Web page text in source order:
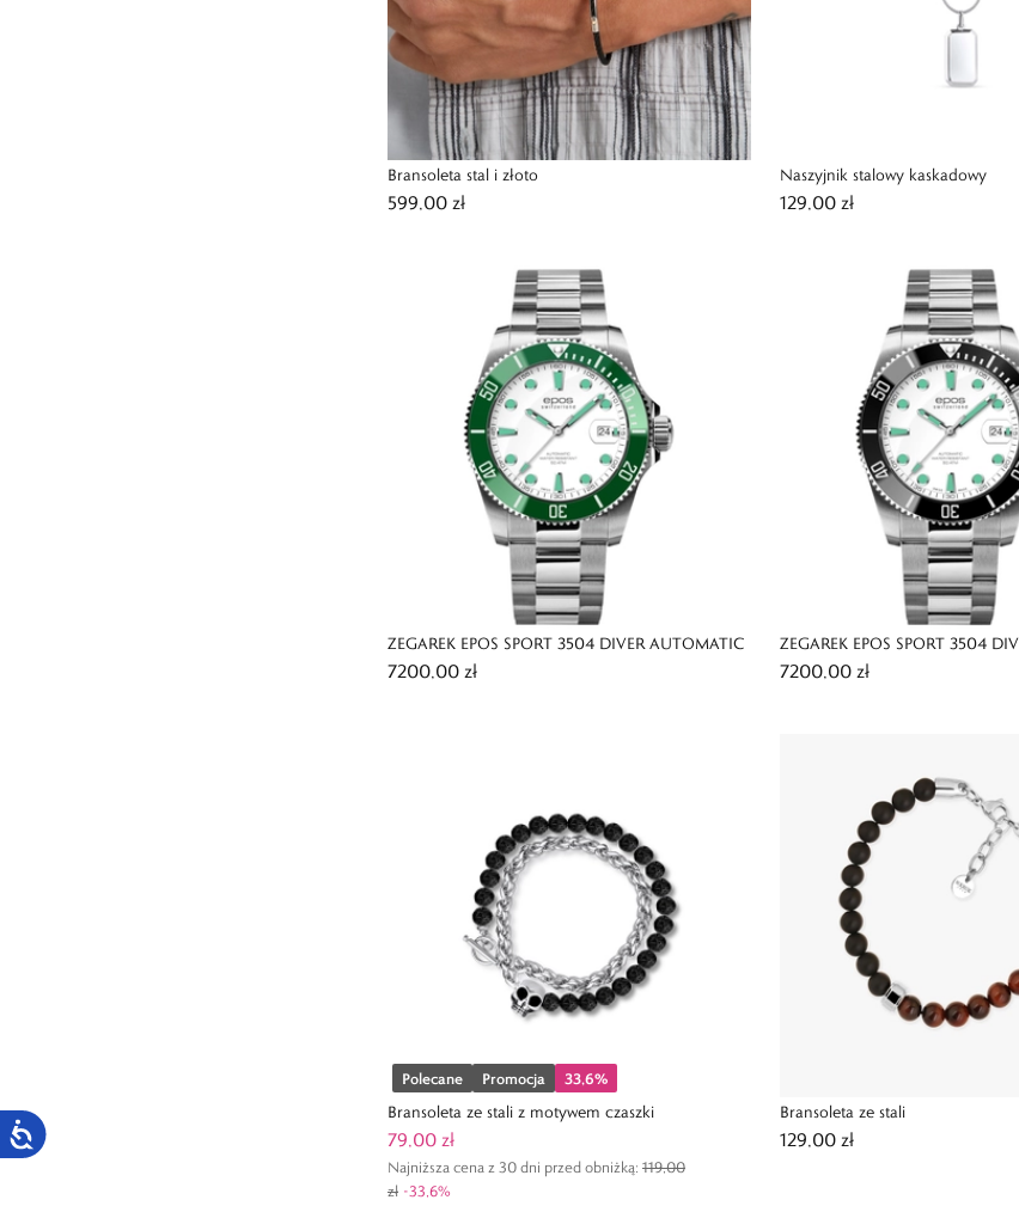
Bransoleta stal i złoto
599,00 zł
Naszyjnik stalowy kaskadowy
129,00 zł
ZEGAREK EPOS SPORT 3504 DIVER AUTOMATIC
7200,00 zł
ZEGAREK EPOS SPORT 3504
7200,00 zł
Polecane Promocja 33,6%
Bransoleta ze stali z motywem czaszki
79,00 zł
Najniższa cena z 30 dni przed obniżką: 119,00
zł -33,6%
Bransoleta ze stali
129,00 zł